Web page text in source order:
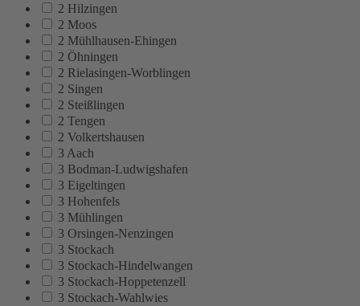
2 Hilzingen
2 Moos
2 Mühlhausen-Ehingen
2 Öhningen
2 Rielasingen-Worblingen
2 Singen
2 Steißlingen
2 Tengen
2 Volkertshausen
3 Aach
3 Bodman-Ludwigshafen
3 Eigeltingen
3 Hohenfels
3 Mühlingen
3 Orsingen-Nenzingen
3 Stockach
3 Stockach-Hindelwangen
3 Stockach-Hoppetenzell
3 Stockach-Wahlwies